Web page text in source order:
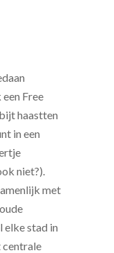
Free
haastten
in een
niet?).
met
elke stad in
centrale